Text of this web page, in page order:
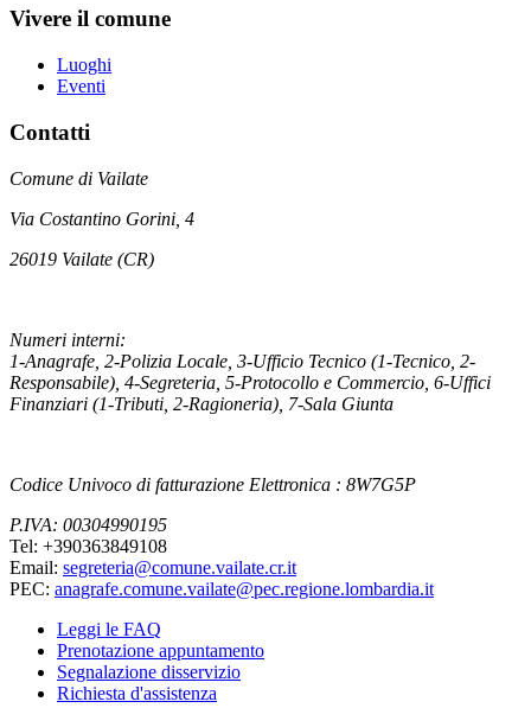
Vivere il comune
Luoghi
Eventi
Contatti
Comune di Vailate
Via Costantino Gorini, 4
26019 Vailate (CR)
Numeri interni:
1-Anagrafe, 2-Polizia Locale, 3-Ufficio Tecnico (1-Tecnico, 2-
Responsabile), 4-Segreteria, 5-Protocollo e Commercio, 6-Uffici
Finanziari (1-Tributi, 2-Ragioneria), 7-Sala Giunta
Codice Univoco di fatturazione Elettronica : 8W7G5P
P.IVA: 00304990195
Tel: +390363849108
Email: segreteria@comune.vailate.cr.it
PEC: anagrafe.comune.vailate@pec.regione.lombardia.it
Leggi le FAQ
Prenotazione appuntamento
Segnalazione disservizio
Richiesta d'assistenza